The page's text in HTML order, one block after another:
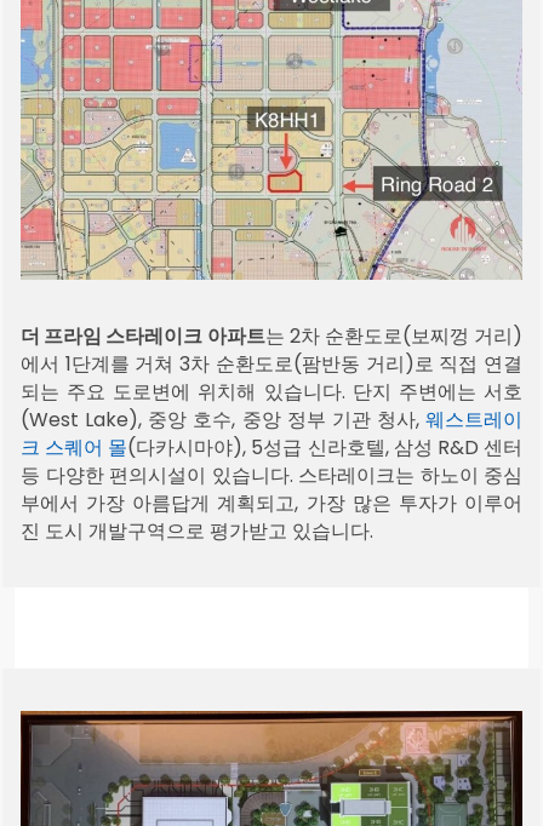
더 프라임 스타레이크 아파트는 2차 순환도로(보찌껑 거리)
에서 1단계를 거쳐 3차 순환도로(팜반동 거리)로 직접 연결
되는 주요 도로변에 위치해 있습니다. 단지 주변에는 서호
(West Lake), 중앙 호수, 중앙 정부 기관 청사, 웨스트레이
크 스퀘어 몰(다카시마야), 5성급 신라호텔, 삼성 R&D 센터
등 다양한 편의시설이 있습니다. 스타레이크는 하노이 중심
부에서 가장 아름답게 계획되고, 가장 많은 투자가 이루어
진 도시 개발구역으로 평가받고 있습니다.